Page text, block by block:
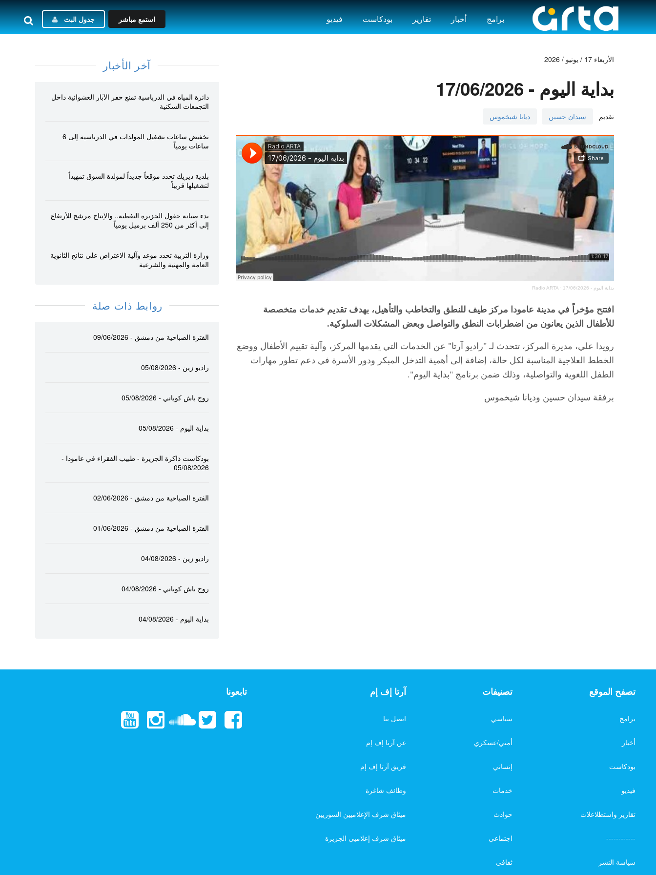
برامج أخبار تقارير بودكاست فيديو جدول البث استمع مباشر
آخر الأخبار
دائرة المياه في الدرباسية تمنع حفر الآبار العشوائية داخل
التجمعات السكنية
تخفيض ساعات تشغيل المولدات في الدرباسية إلى 6
ساعات يومياً
بلدية ديريك تحدد موقعاً جديداً لمولدة السوق تمهيداً
لتشغيلها قريباً
بدء صيانة حقول الجزيرة النفطية.. والإنتاج مرشح للأرتفاع
إلى أكثر من 250 ألف برميل يومياً
وزارة التربية تحدد موعد وآلية الاعتراض على نتائج الثانوية
العامة والمهنية والشرعية
روابط ذات صلة
الفترة الصباحية من دمشق - 09/06/2026
راديو زين - 05/08/2026
روج باش كوباني - 05/08/2026
بداية اليوم - 05/08/2026
بودكاست ذاكرة الجزيرة - طبيب الفقراء في عامودا -
05/08/2026
الفترة الصباحية من دمشق - 02/06/2026
الفترة الصباحية من دمشق - 01/06/2026
راديو زين - 04/08/2026
روج باش كوباني - 04/08/2026
بداية اليوم - 04/08/2026
الأربعاء 17 / يونيو / 2026
بداية اليوم - 17/06/2026
تقديم سيدان حسين ديانا شيخموس
Radio ARTA · بداية اليوم - 17/06/2026
افتتح مؤخراً في مدينة عامودا مركز طيف للنطق والتخاطب والتأهيل، بهدف تقديم خدمات متخصصة
للأطفال الذين يعانون من اضطرابات النطق والتواصل وبعض المشكلات السلوكية.
رويدا علي، مديرة المركز، تتحدث لـ "راديو آرتا" عن الخدمات التي يقدمها المركز، وآلية تقييم الأطفال ووضع
الخطط العلاجية المناسبة لكل حالة، إضافة إلى أهمية التدخل المبكر ودور الأسرة في دعم تطور مهارات
الطفل اللغوية والتواصلية، وذلك ضمن برنامج "بداية اليوم".
برفقة سيدان حسين وديانا شيخموس
تصفح الموقع
برامج
أخبار
بودكاست
فيديو
تقارير واستطلاعلات
------------
سياسة النشر
تصنيفات
سياسي
أمني/عسكري
إنساني
خدمات
حوادث
اجتماعي
ثقافي
آرتا إف إم
اتصل بنا
عن آرتا إف إم
فريق آرتا إف إم
وظائف شاغرة
ميثاق شرف الإعلاميين السوريين
ميثاق شرف إعلاميي الجزيرة
تابعونا